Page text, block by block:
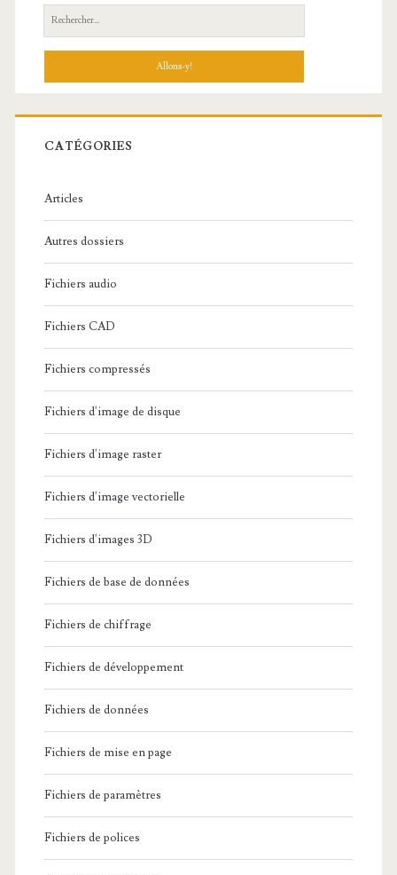
R
e
h
r
c
:
CATÉGORIES
Articles
Autres dossiers
Fichiers audio
Fichiers CAD
Fichiers compressés
Fichiers d'image de disque
Fichiers d'image raster
Fichiers d'image vectorielle
Fichiers d'images 3D
Fichiers de base de données
Fichiers de chiffrage
Fichiers de développement
Fichiers de données
Fichiers de mise en page
Fichiers de paramètres
Fichiers de polices